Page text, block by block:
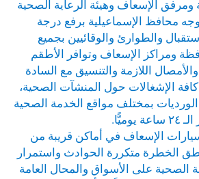
الإسعاف وهيئة الرعاية الصحية
وجه محافظ الإسماعيلية برفع درجة
والطوارئ والوقائيين بجميع
ومراكز الإسعاف وتوافر الأطقم
والأمصال اللازمة والتنسيق مع السادة
كافة الإشغالات حول المنشآت الصحية،
الورديات بمختلف مواقع الخدمة الصحية
الإسعاف في أماكن قريبة من
الخطرة متكررة الحوادث واستمرار
الصحية على الأسواق والمحال العامة